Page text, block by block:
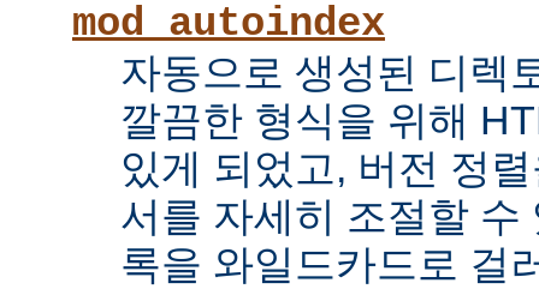
mod_autoindex
자동으로 생성된 디렉
깔끔한 형식을 위해
있게 되었고, 버전 정
서를 자세히 조절할 수
록을 와일드카드로 걸